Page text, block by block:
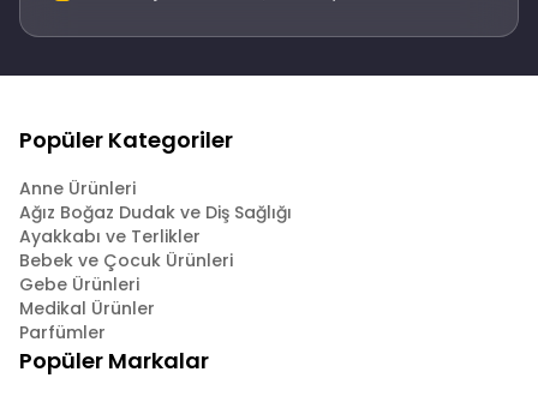
Popüler Kategoriler
Anne Ürünleri
Ağız Boğaz Dudak ve Diş Sağlığı
Ayakkabı ve Terlikler
Bebek ve Çocuk Ürünleri
Gebe Ürünleri
Medikal Ürünler
Parfümler
Popüler Markalar